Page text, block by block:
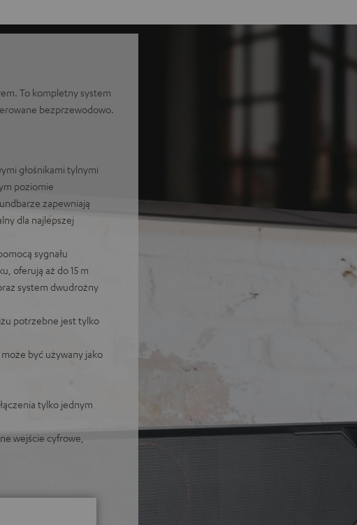
To kompletny system
bezprzewodowo.
głośnikami tylnymi
poziomie
zapewniają
dla najlepszej
sygnału
oferują aż do 15 m
system dwudrożny
potrzebne jest tylko
być używany jako
tylko jednym
wejście cyfrowe,